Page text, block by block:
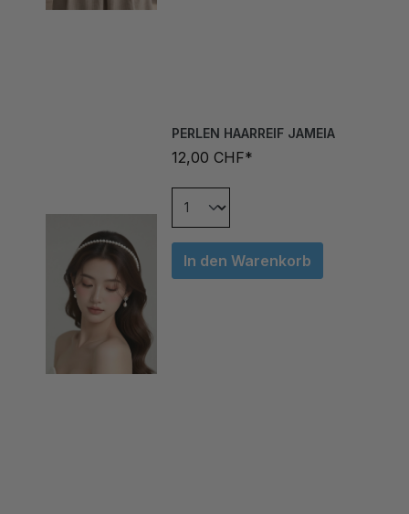
12,00 CHF*
In den Warenkorb